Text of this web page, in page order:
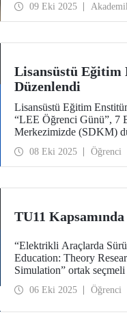
09 Eki 2025
Lisansüstü Eğitim
Düzenlendi
Lisansüstü Eğitim
“LEE Öğrenci Günü”, 7
Merkezimizde (SDKM)
08 Eki 2025 Öğrenci
TU11
“Elektrikli Araçlarda
Education: Theory
Simulation” ortak
öğrencileri için TU11
06 Eki 2025 Öğrenci